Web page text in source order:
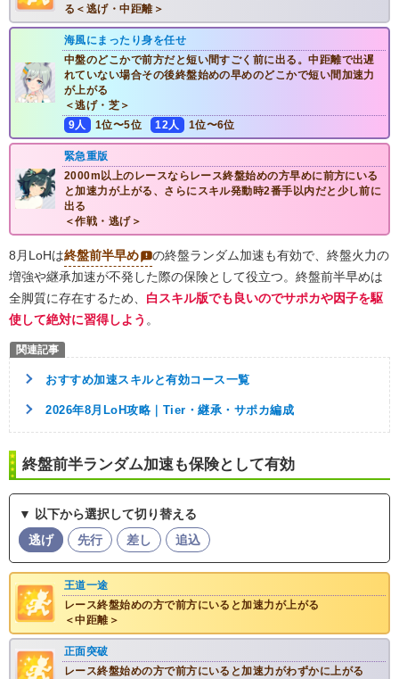
る＜逃げ・中距離＞
海風にまったり身を任せ
中盤のどこかで前方だと短い間すごく前に出る。中距離で出遅
れていない場合その後終盤始めの早めのどこかで短い間加速力
が上がる
＜逃げ・芝＞
9人
1位〜5位 12人 1位〜6位
緊急重版
2000m以上のレースならレース終盤始めの方早めに前方にいる
と加速力が上がる、さらにスキル発動時2番手以内だと少し前に
出る
＜作戦・逃げ＞
8月LoHは終盤前半早め
の終盤ランダム加速も有効で、終盤火力の
増強や継承加速が不発した際の保険として役立つ。終盤前半早めは
全脚質に存在するため、 白スキル版でも良いのでサポカや因子を駆
使して絶対に習得しよう 。
おすすめ加速スキルと有効コース一覧
2026年8月LoH攻略｜Tier・継承・サポカ編成
終盤前半ランダム加速も保険として有効
▼ 以下から選択して切り替える
逃げ
先行 差し 追込
王道一途
レース終盤始めの方で前方にいると加速力が上がる
＜中距離＞
正面突破
レース終盤始めの方で前方にいると加速力がわずかに上がる